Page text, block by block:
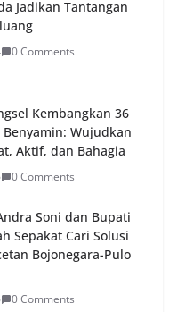
Jadikan Tantangan
0 Comments
Kembangkan 36
Benyamin: Wujudkan
Aktif, dan Bahagia
0 Comments
Soni dan Bupati
Sepakat Cari Solusi
Bojonegara-Pulo
0 Comments